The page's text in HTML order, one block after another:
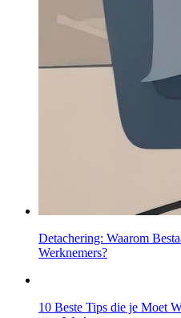
Detachering: Waarom
Werknemers?
10 Beste Tips die je Moet